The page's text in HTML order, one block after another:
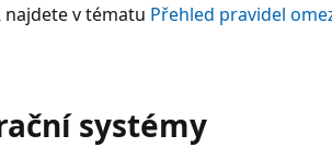
najdete v tématu Přehled pravidel
systémy